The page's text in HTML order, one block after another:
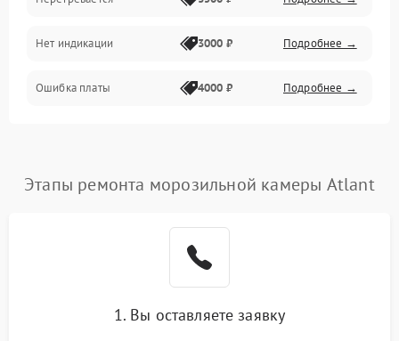
Нет индикации 3000 ₽ Подробнее →
Ошибка платы 4000 ₽ Подробнее →
Этапы ремонта морозильной камеры Atlant
1. Вы оставляете заявку